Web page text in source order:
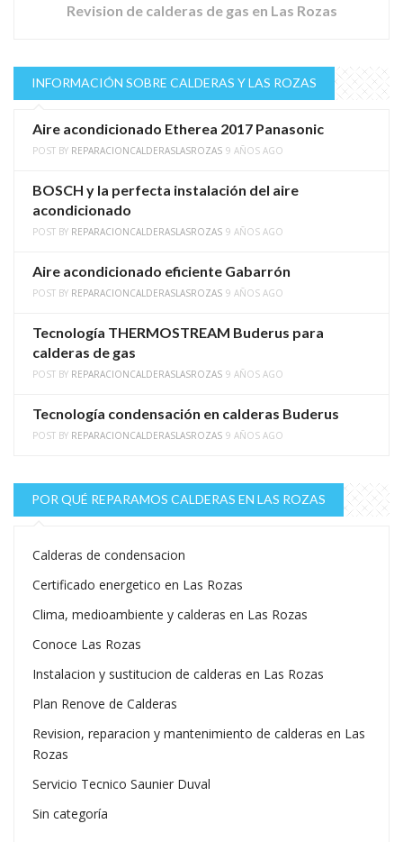
Revision de calderas de gas en Las Rozas
INFORMACIÓN SOBRE CALDERAS Y LAS ROZAS
Aire acondicionado Etherea 2017 Panasonic
POST BY REPARACIONCALDERASLASROZAS 9 AÑOS AGO
BOSCH y la perfecta instalación del aire
acondicionado
POST BY REPARACIONCALDERASLASROZAS 9 AÑOS AGO
Aire acondicionado eficiente Gabarrón
POST BY REPARACIONCALDERASLASROZAS 9 AÑOS AGO
Tecnología THERMOSTREAM Buderus para
calderas de gas
POST BY REPARACIONCALDERASLASROZAS 9 AÑOS AGO
Tecnología condensación en calderas Buderus
POST BY REPARACIONCALDERASLASROZAS 9 AÑOS AGO
POR QUÉ REPARAMOS CALDERAS EN LAS ROZAS
Calderas de condensacion
Certificado energetico en Las Rozas
Clima, medioambiente y calderas en Las Rozas
Conoce Las Rozas
Instalacion y sustitucion de calderas en Las Rozas
Plan Renove de Calderas
Revision, reparacion y mantenimiento de calderas en Las
Rozas
Servicio Tecnico Saunier Duval
Sin categoría